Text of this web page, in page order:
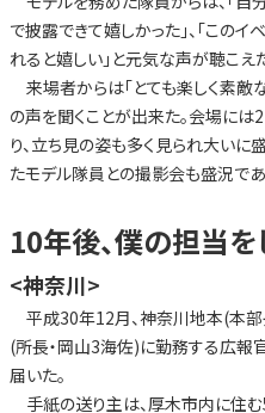
で披露できて嬉しかった」、「この
れると嬉しい」と元気な声が聴こえ
来場者からは「とても楽しく素敵
の声を聞くことが出来た。会場に
り、立ち見の姿も多く見られ大いに
たモデル隊員との撮影会も盛況であ
10年後、僕の担当を
<神奈川>
平成30年12月、神奈川地本(本
(所長・岡山3海佐)に勤務する広
届いた。
手紙の送り主は、厚木市内に住む